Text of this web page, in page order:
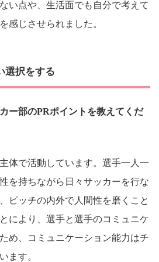
い点や、生活面でも自分で考えて
感じさせられました。
選択をする
ー部のPRポイントを教えてくだ
体で活動しています。選手一人一
を持ちながら日々サッカーを行な
ピッチの内外で人間性を磨くこと
により、選手と選手のコミュニケ
め、コミュニケーション能力はチ
ます。